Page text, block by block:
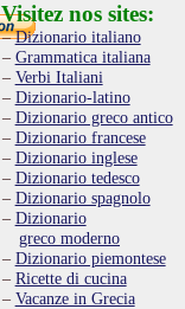
Visitez nos sites:
Dizionario italiano
Grammatica italiana
Verbi Italiani
Dizionario-latino
Dizionario greco antico
Dizionario francese
Dizionario inglese
Dizionario tedesco
Dizionario spagnolo
Dizionario
greco moderno
Dizionario piemontese
Ricette di cucina
Vacanze in Grecia